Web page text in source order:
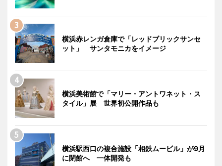
横浜赤レンガ倉庫で「レッドブリックサンセ
ット」 サンタモニカをイメージ
横浜美術館で「マリー・アントワネット・ス
タイル」展 世界初公開作品も
横浜駅西口の複合施設「相鉄ムービル」が9月
に閉館へ 一体開発も